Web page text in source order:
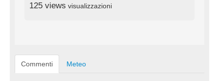
125 views visualizzazioni
Commenti Meteo